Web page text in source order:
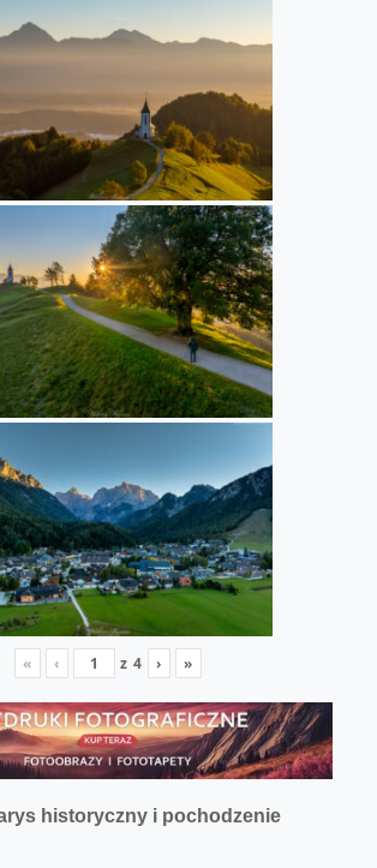
« ‹ z 4 › »
historyczny i pochodzenie